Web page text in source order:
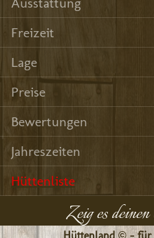
Freizeit
Lage
Preise
Bewertungen
Jahreszeiten
Hüttenliste
Zeig es